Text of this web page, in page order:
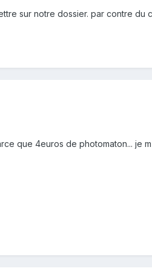
sur notre dossier. par contre du
que 4euros de photomaton... je